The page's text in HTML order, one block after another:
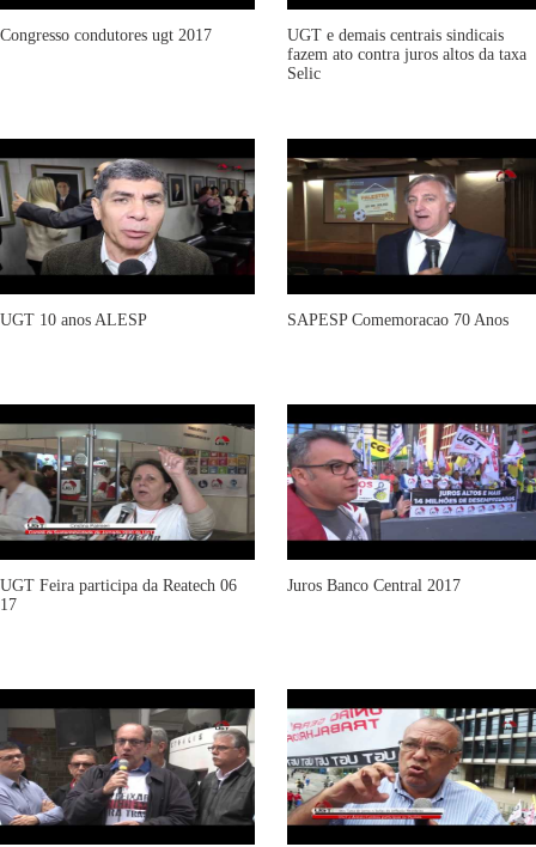
Congresso condutores ugt 2017
UGT e demais centrais sindicais
fazem ato contra juros altos da taxa
Selic
UGT 10 anos ALESP SAPESP Comemoracao 70 Anos
UGT Feira participa da Reatech 06
17
Juros Banco Central 2017